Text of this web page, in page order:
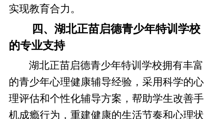
实现教育合力。
四、湖北正苗启德青少年特训学校
的专业支持
湖北正苗启德青少年特训学校拥有丰富
的青少年心理健康辅导经验，采用科学的心
理评估和个性化辅导方案，帮助学生改善手
机成瘾行为，重建健康的生活节奏和心理状